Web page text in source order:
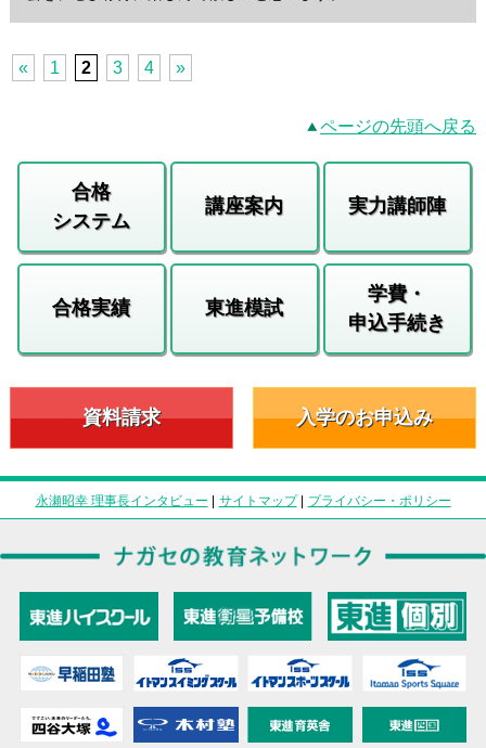
« 1 2 3 4 »
ページの先頭へ戻る
合格
システム
講座案内 実力講師陣
合格実績 東進模試
学費・
申込手続き
資料請求 入学のお申込み
永瀬昭幸 理事長インタビュー サイトマップ| プライバシー・ポリシー